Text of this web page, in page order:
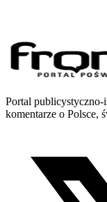
Portal
komentarze o Polsce,